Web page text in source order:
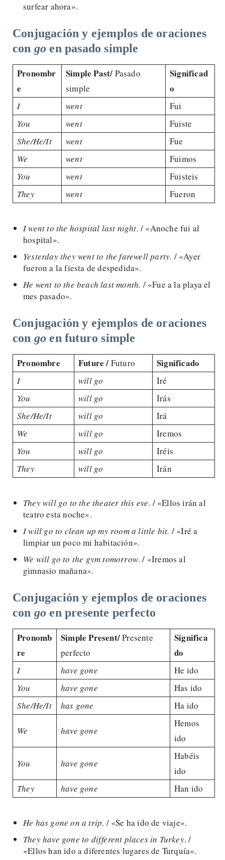
surfear ahora».
Conjugación y ejemplos de oraciones
con go en pasado simple
Pronombr
e
Simple Past/ Pasado
simple
Significad
o
I went
Fui
You
went
Fuiste
She/He/It
went
Fue
We
went
Fuimos
You
went
Fuisteis
They
went Fueron
I went to the hospital last night. / «Anoche fui al
hospital».
Yesterday theywent to the farewell party. / «Ayer
fueron a la fiesta de despedida».
He went to the beach last month. / «Fue a la playa el
mes pasado».
Conjugación y ejemplos de oraciones
con go en futuro simple
Pronombre Future / Futuro Significado
I will go
Iré
You
will go
Irás
She/He/It
will go
Irá
We
will go
Iremos
You
will go
Iréis
They
will go Irán
They will go to the theater this eve. / «Ellos irán al
teatro esta noche».
I will go to clean up my room a little bit. / «Iré a
limpiar un poco mi habitación».
We will go to the gym tomorrow. / «Iremos al
gimnasio mañana».
Conjugación y ejemplos de oraciones
con go en presente perfecto
Pronomb
re
Simple Present/Presente
perfecto
Significa
do
I have gone
He ido
You
have gone
Has ido
She/He/It
has gone Ha ido
We have gone
Hemos
ido
You have gone
Habéis
ido
They
have gone Han ido
He has gone on a trip. / «Se ha ido de viaje».
They have gone to different places in Turkey. /
«Ellos han ido a diferentes lugares de Turquía».